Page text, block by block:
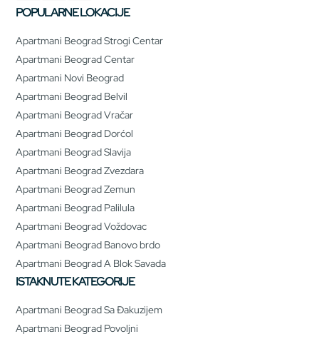
POPULARNE LOKACIJE
Apartmani Beograd Strogi Centar
Apartmani Beograd Centar
Apartmani Novi Beograd
Apartmani Beograd Belvil
Apartmani Beograd Vračar
Apartmani Beograd Dorćol
Apartmani Beograd Slavija
Apartmani Beograd Zvezdara
Apartmani Beograd Zemun
Apartmani Beograd Palilula
Apartmani Beograd Voždovac
Apartmani Beograd Banovo brdo
Apartmani Beograd A Blok Savada
ISTAKNUTE KATEGORIJE
Apartmani Beograd Sa Đakuzijem
Apartmani Beograd Povoljni